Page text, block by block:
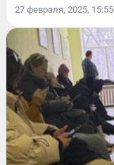
27 февраля, 2025, 15:55